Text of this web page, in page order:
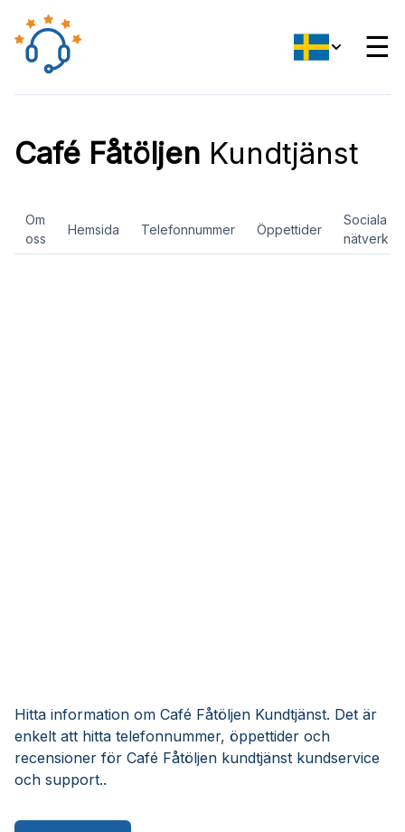
☰
Café Fåtöljen Kundtjänst
Om
oss
Hemsida Telefonnummer Öppettider
Sociala
nätverk
Hitta information om Café Fåtöljen Kundtjänst. Det är
enkelt att hitta telefonnummer, öppettider och
recensioner för Café Fåtöljen kundtjänst kundservice
och support..